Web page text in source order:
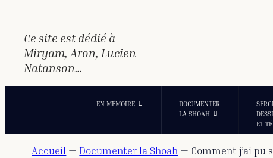
contenu
Ce site est dédié à
Miryam, Aron, Lucien
Natanson…
EN MÉMOIRE
DOCUMENTER
LA SHOAH
ET
Accueil — Documenter la Shoah — Comment j’ai